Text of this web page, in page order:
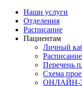
Наши услуги
Отделения
Расписание
Пациентам
Личный
Перечень
Схема
ОНЛАЙН-